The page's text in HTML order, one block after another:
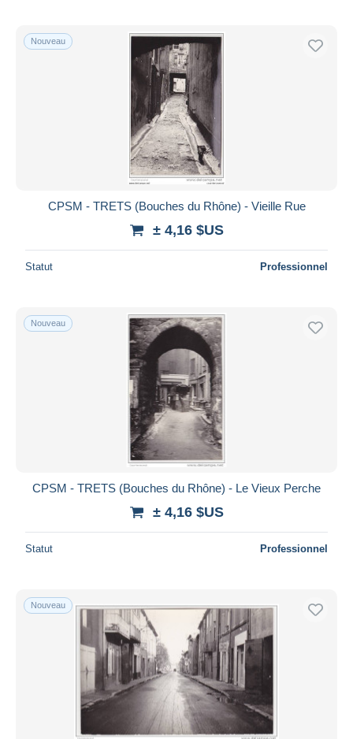
Nouveau
CPSM - TRETS (Bouches du Rhône) - Vieille Rue
± 4,16 $US
Statut Professionnel
Nouveau
CPSM - TRETS (Bouches du Rhône) - Le Vieux Perche
± 4,16 $US
Statut Professionnel
Nouveau